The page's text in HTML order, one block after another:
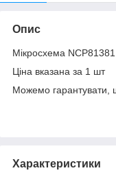
Опис
Мікросхема NCP81381
Ціна вказана за 1 шт
Можемо гарантувати,
Характеристики